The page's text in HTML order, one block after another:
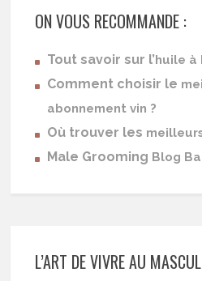
ON VOUS RECOMMANDE :
Tout savoir sur l’huile à
Comment choisir le
abonnement vin ?
Où trouver les
Male Grooming Blog
L’ART DE VIVRE AU